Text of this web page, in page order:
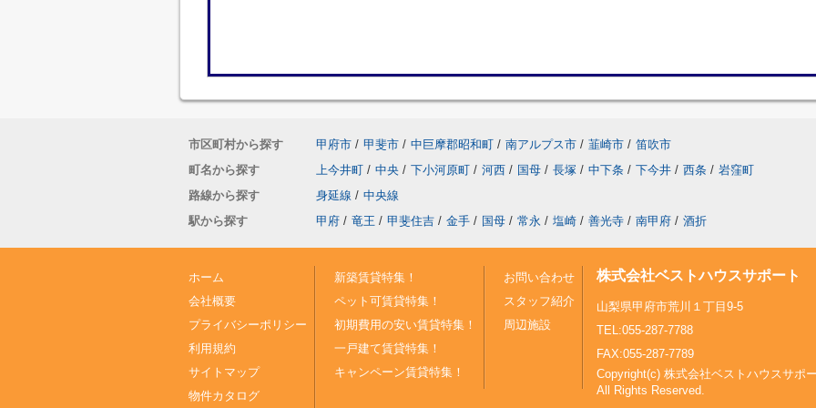
市区町村から探す 甲府市 / 甲斐市 / 中巨摩郡昭和町 / 南アルプス市 / 韮崎市 / 笛吹市
町名から探す
上今井町 / 中央 / 下小河原町 / 河西 / 国母 / 長塚 / 中下条 / 下今井 / 西条 / 岩窪町
路線から探す
身延線 / 中央線
駅から探す
甲府 / 竜王 / 甲斐住吉 / 金手 / 国母 / 常永 / 塩崎 / 善光寺 / 南甲府 / 酒折
ホーム
会社概要
プライバシーポリシー
利用規約
サイトマップ
物件カタログ
新築賃貸特集！
ペット可賃貸特集！
初期費用の安い賃貸特集！
一戸建て賃貸特集！
キャンペーン賃貸特集！
お問い合わせ
スタッフ紹介
周辺施設
株式会社ベストハウスサポート
山梨県甲府市荒川１丁目9-5
TEL:055-287-7788
FAX:055-287-7789
Copyright(c) 株式会社ベストハウスサポ
All Rights Reserved.